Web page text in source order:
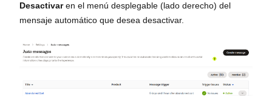
Desactivaren el menú desplegable (lado derecho) del
mensaje automático que desea desactivar.